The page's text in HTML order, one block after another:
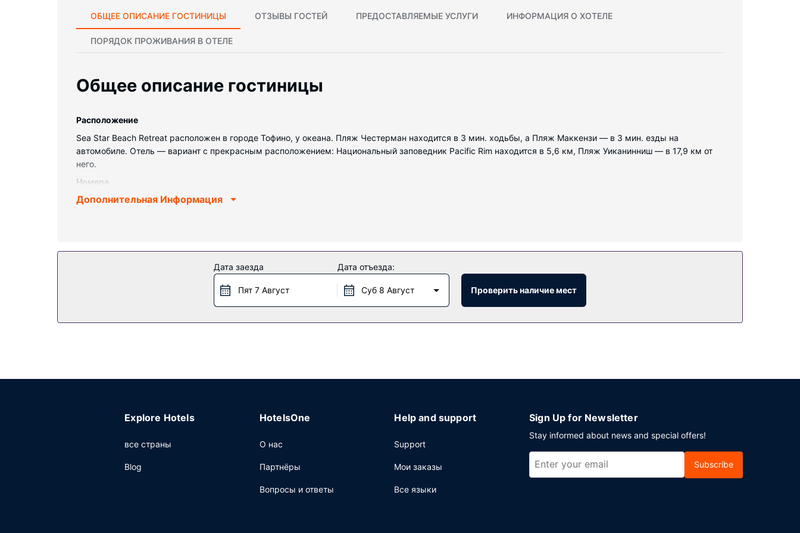
ОБЩЕЕ ОПИСАНИЕ ГОСТИНИЦЫ ОТЗЫВЫ ГОСТЕЙ ПРЕДОСТАВЛЯЕМЫЕ УСЛУГИ ИНФОРМАЦИЯ О ХОТЕЛЕ
ПОРЯДОК ПРОЖИВАНИЯ В ОТЕЛЕ
Общее описание гостиницы
Pасположение
Sea Star Beach Retreat расположен в городе Тофино, у океана. Пляж Честерман находится в 3 мин. ходьбы, а Пляж Маккензи — в 3 мин. езды на
автомобиле. Отель — вариант с прекрасным расположением: Национальный заповедник Pacific Rim находится в 5,6 км, Пляж Уиканинниш — в 17,9 км от
него.
Номера
Почувствуйте себя как дома в одном из 3 номеров, в каждом из которых предоставляется микроволновая печь. Бесплатный беспроводной доступ к
К вашим услугам многочисленные возможности для спорта и отдыха, в числе которых джакузи, а также сад, где можно отдохнуть и насладиться
красивым видом. Этот отель также предоставляет такие услуги и удобства, какбесплатный беспроводной доступ в интернет, место для пикника и грили
Дополнительная Информация
Дата заезда
Пят 7 Август
Дата отъезда:
Суб 8 Август Проверить наличие мест
Explore Hotels
все страны
Blog
HotelsOne
О нас
Партнёры
Вопросы и ответы
Help and support
Support
Мои заказы
Все языки
Sign Up for Newsletter
Stay informed about news and special offers!
Subscribe